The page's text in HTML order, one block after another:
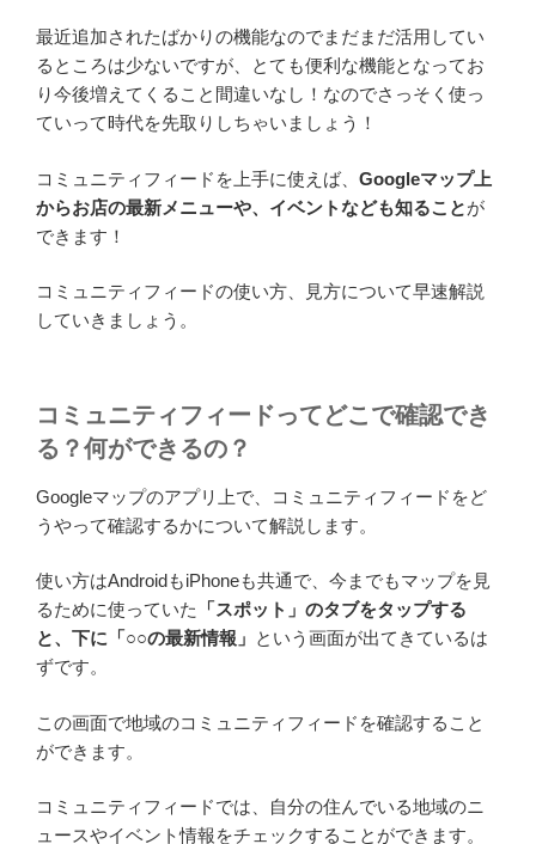
最近追加されたばかりの機能なのでまだまだ活用してい
るところは少ないですが、とても便利な機能となってお
り今後増えてくること間違いなし！なのでさっそく使っ
ていって時代を先取りしちゃいましょう！
コミュニティフィードを上手に使えば、 Googleマップ上
からお店の最新メニューや、イベントなども知ることが
できます！
コミュニティフィードの使い方、見方について早速解説
していきましょう。
コミュニティフィードってどこで確認でき
る？何ができるの？
Googleマップのアプリ上で、コミュニティフィードをど
うやって確認するかについて解説します。
使い方はAndroidもiPhoneも共通で、今までもマップを見
るために使っていた
「スポット」のタブをタップする
と、下に「○○の最新情報」 という画面が出てきているは
ずです。
この画面で地域のコミュニティフィードを確認すること
ができます。
コミュニティフィードでは、自分の住んでいる地域のニ
ュースやイベント情報をチェックすることができます。